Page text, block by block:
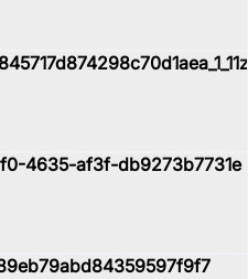
4635-af3f-db9273b7731e